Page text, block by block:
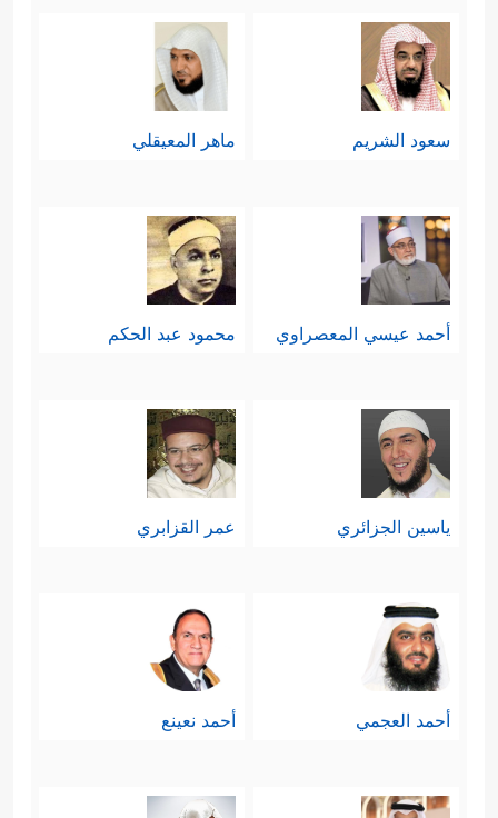
سعود الشريم ماهر المعيقلي
أحمد عيسي المعصراوي محمود عبد الحكم
ياسين الجزائري عمر القزابري
أحمد العجمي أحمد نعينع